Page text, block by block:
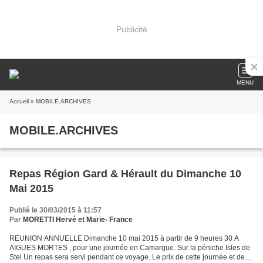
Publicité
MENU
Accueil » MOBILE.ARCHIVES
MOBILE.ARCHIVES
Repas Région Gard & Hérault du Dimanche 10
Mai 2015
Publié le 30/03/2015 à 11:57
Par MORETTI Hervé et Marie- France
REUNION ANNUELLE Dimanche 10 mai 2015 à partir de 9 heures 30 A
AIGUES MORTES , pour une journée en Camargue. Sur la péniche Isles de
Stel Un repas sera servi pendant ce voyage. Le prix de cette journée et de